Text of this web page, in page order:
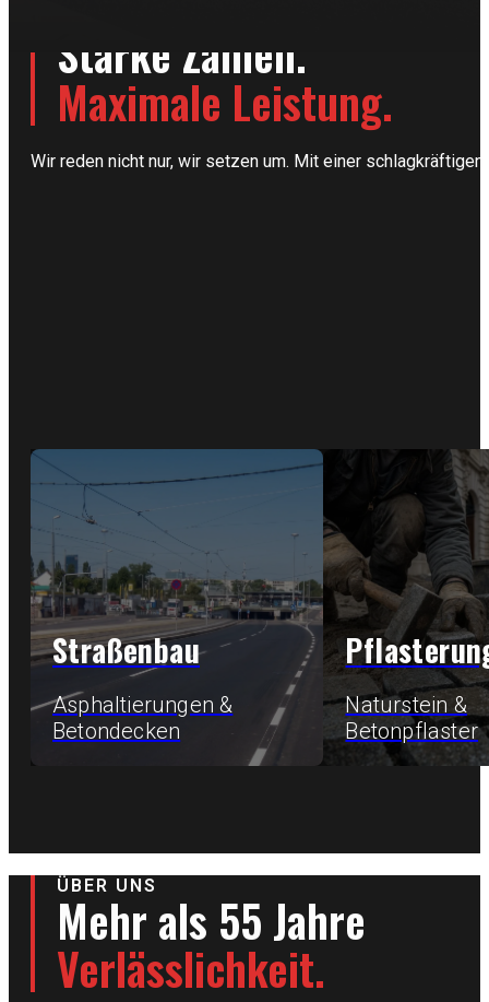
Starke Zahlen.
Maximale Leistung.
Wir reden nicht nur, wir setzen um. Mit einer
Straßenbau
Asphaltierungen &
Betondecken
Naturstein &
Betonpflaster
ÜBER UNS
Mehr als 55 Jahre
Verlässlichkeit.